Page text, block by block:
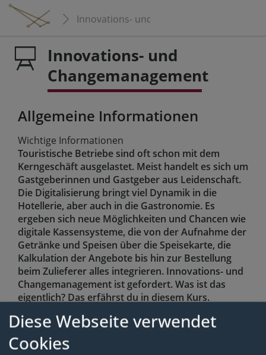
Innovations- und Changemanagement
Innovations- und
Changemanagement
Allgemeine Informationen
Wichtige Informationen
Touristische Betriebe sind oft schon mit dem
Kerngeschäft ausgelastet. Meist handelt es sich um
Gastgeberinnen und Gastgeber aus Leidenschaft.
Die Digitalisierung bringt viel Dynamik in die
Hotellerie, aber auch in die Gastronomie. Es
ergeben sich neue Möglichkeiten und Chancen wie
digitale Kassensysteme, die von der Aufnahme der
Getränke und Speisen über die Speisekarte, die
Kalkulation der Angebote bis hin zur Bestellung
beim Zulieferer alles integrieren. Innovations- und
Changemanagement ist gefordert. Was ist das
eigentlich? Das erfährst du in diesem Kurs.
Kategorien
Diese Webseite verwendet
Cookies